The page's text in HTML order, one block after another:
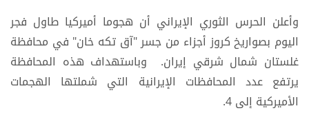
وأعلن الحرس الثوري الإيراني أن هجوما أميركيا طاول فجر
اليوم بصواريخ كروز أجزاء من جسر "آق تكه خان" في محافظة
غلستان شمال شرقي إيران. وباستهداف هذه المحافظة
يرتفع عدد المحافظات الإيرانية التي شملتها الهجمات
الأميركية إلى 4.